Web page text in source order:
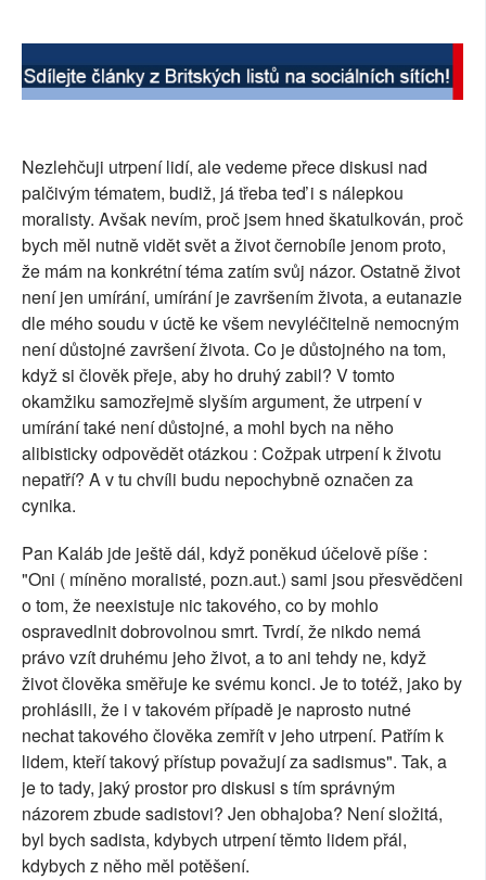
Nezlehčuji utrpení lidí, ale vedeme přece diskusi nad
palčivým tématem, budiž, já třeba teď i s nálepkou
moralisty. Avšak nevím, proč jsem hned škatulkován, proč
bych měl nutně vidět svět a život černobíle jenom proto,
že mám na konkrétní téma zatím svůj názor. Ostatně život
není jen umírání, umírání je završením života, a eutanazie
dle mého soudu v úctě ke všem nevyléčitelně nemocným
není důstojné završení života. Co je důstojného na tom,
když si člověk přeje, aby ho druhý zabil? V tomto
okamžiku samozřejmě slyším argument, že utrpení v
umírání také není důstojné, a mohl bych na něho
alibisticky odpovědět otázkou : Cožpak utrpení k životu
nepatří? A v tu chvíli budu nepochybně označen za
cynika.
Pan Kaláb jde ještě dál, když poněkud účelově píše :
"Oni ( míněno moralisté, pozn.aut.) sami jsou přesvědčeni
o tom, že neexistuje nic takového, co by mohlo
ospravedlnit dobrovolnou smrt. Tvrdí, že nikdo nemá
právo vzít druhému jeho život, a to ani tehdy ne, když
život člověka směřuje ke svému konci. Je to totéž, jako by
prohlásili, že i v takovém případě je naprosto nutné
nechat takového člověka zemřít v jeho utrpení. Patřím k
lidem, kteří takový přístup považují za sadismus". Tak, a
je to tady, jaký prostor pro diskusi s tím správným
názorem zbude sadistovi? Jen obhajoba? Není složitá,
byl bych sadista, kdybych utrpení těmto lidem přál,
kdybych z něho měl potěšení.